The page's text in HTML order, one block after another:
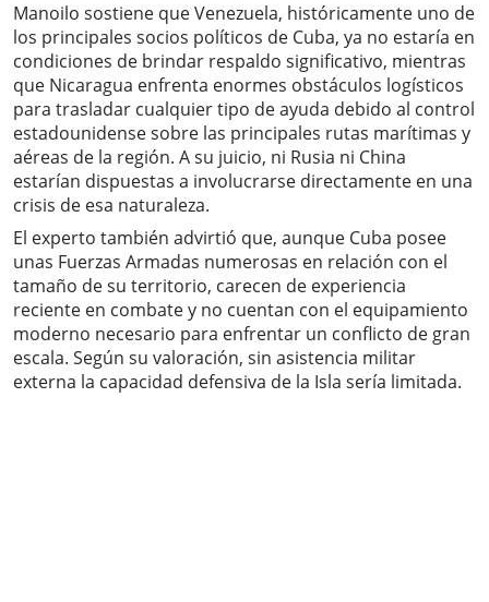
Manoilo sostiene que Venezuela, históricamente uno de
los principales socios políticos de Cuba, ya no estaría en
condiciones de brindar respaldo significativo, mientras
que Nicaragua enfrenta enormes obstáculos logísticos
para trasladar cualquier tipo de ayuda debido al control
estadounidense sobre las principales rutas marítimas y
aéreas de la región. A su juicio, ni Rusia ni China
estarían dispuestas a involucrarse directamente en una
crisis de esa naturaleza.
El experto también advirtió que, aunque Cuba posee
unas Fuerzas Armadas numerosas en relación con el
tamaño de su territorio, carecen de experiencia
reciente en combate y no cuentan con el equipamiento
moderno necesario para enfrentar un conflicto de gran
escala. Según su valoración, sin asistencia militar
externa la capacidad defensiva de la Isla sería limitada.